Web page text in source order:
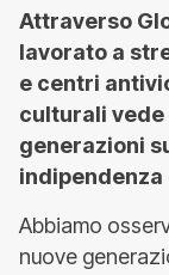
Attraverso
lavorato a
e centri
culturali vede
generazioni
indipendenza
Abbiamo
nuove